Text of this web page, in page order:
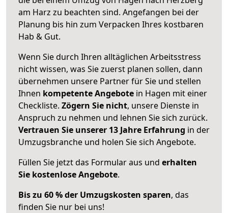
am Harz zu beachten sind. Angefangen bei der
Planung bis hin zum Verpacken Ihres kostbaren
Hab & Gut.
Wenn Sie durch Ihren alltäglichen Arbeitsstress
nicht wissen, was Sie zuerst planen sollen, dann
übernehmen unsere Partner für Sie und stellen
Ihnen kompetente Angebote in Hagen mit einer
Checkliste. Zögern Sie nicht, unsere Dienste in
Anspruch zu nehmen und lehnen Sie sich zurück.
Vertrauen Sie unserer 13 Jahre Erfahrung in der
Umzugsbranche und holen Sie sich Angebote.
Füllen Sie jetzt das Formular aus und erhalten
Sie kostenlose Angebote.
Bis zu 60 % der Umzugskosten sparen, das
finden Sie nur bei uns!